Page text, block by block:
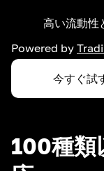
高い流動性
Powered by
今すぐ試
100種類